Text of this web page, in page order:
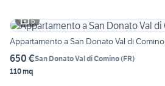
6
Appartamento a San Donato Val di Comino
650 €San Donato Val di Comino(FR)
110 mq